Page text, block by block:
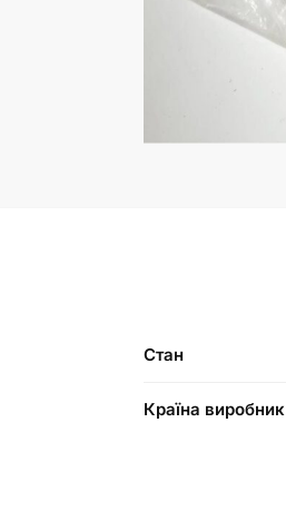
Стан
Країна виробник